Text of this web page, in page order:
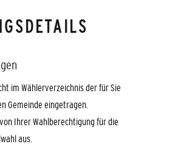
im Wählerverzeichnis der für Sie
Gemeinde eingetragen.
Ihrer Wahlberechtigung für die
aus.